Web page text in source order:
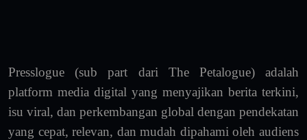
Presslogue (sub part dari The Petalogue) adalah
platform media digital yang menyajikan berita terkini,
isu viral, dan perkembangan global dengan pendekatan
yang cepat, relevan, dan mudah dipahami oleh audiens